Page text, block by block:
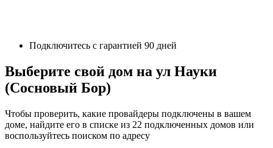
Подключитесь с гарантией 90 дней
Выберите свой дом на ул Науки
(Сосновый Бор)
Чтобы проверить, какие провайдеры подключены в вашем
доме, найдите его в списке из 22 подключенных домов или
воспользуйтесь поиском по адресу